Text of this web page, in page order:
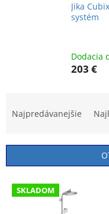
Jika
systém
Dodacia
203 €
n
i
Najpredávanejšie
V SKLADOM